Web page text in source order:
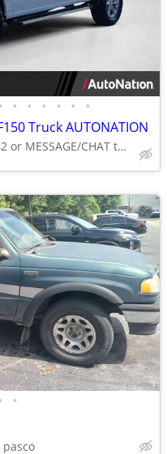
• • • • • •
Truck AUTONATION
Call (251) 243-7342 or MESSAGE/CHAT to confirm availability
•